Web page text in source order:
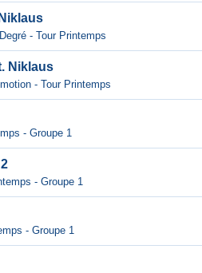
- Tour Printemps
Niklaus
- Tour Printemps
- Groupe 1
- Groupe 1
- Groupe 1